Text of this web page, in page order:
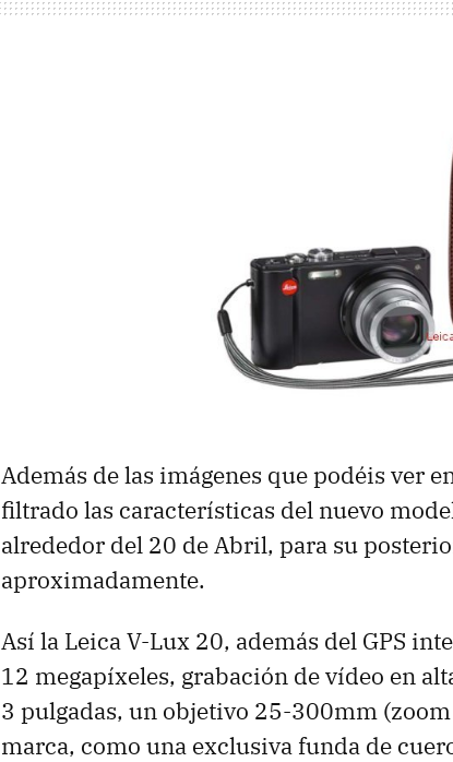
Además de las imágenes que podéis ver
filtrado las características del nuevo
alrededor del 20 de Abril, para su
aproximadamente.
Así la Leica V-Lux 20, además del GPS
12 megapíxeles, grabación de vídeo en
3 pulgadas, un objetivo 25-300mm
marca, como una exclusiva funda de